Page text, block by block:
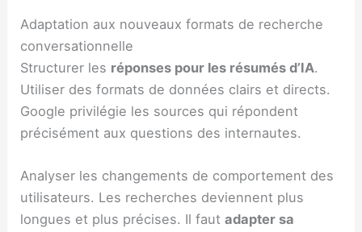
Adaptation aux nouveaux formats de recherche
conversationnelle
Structurer les réponses pour les résumés d’IA.
Utiliser des formats de données clairs et directs.
Google privilégie les sources qui répondent
précisément aux questions des internautes.
Analyser les changements de comportement des
utilisateurs. Les recherches deviennent plus
longues et plus précises. Il fautadapter sa